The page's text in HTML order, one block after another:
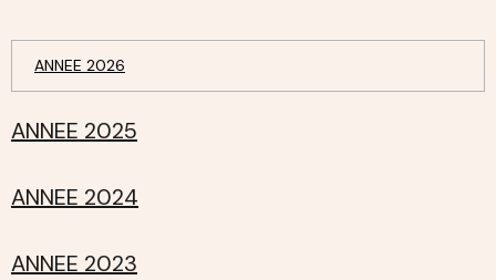
ANNEE 2026
ANNEE 2025
ANNEE 2024
ANNEE 2023